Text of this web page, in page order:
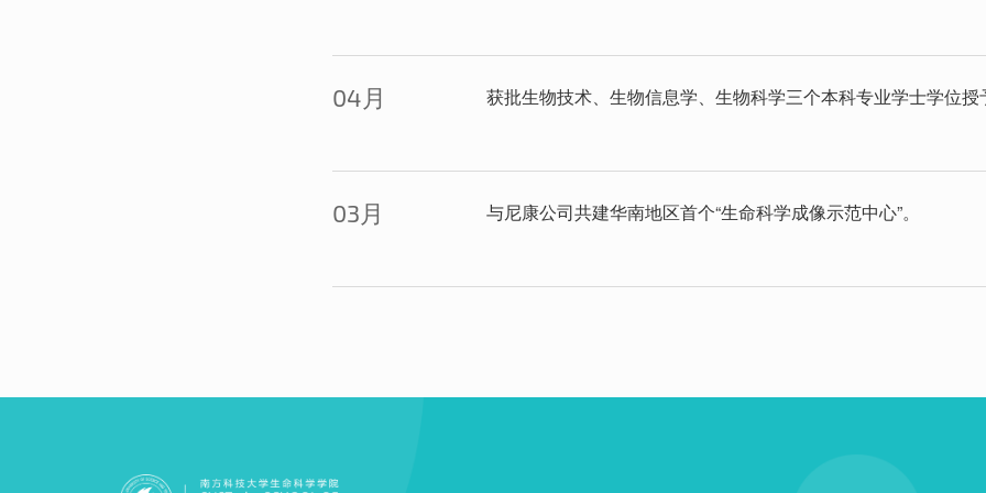
04月 获批生物技术、生物信息学、生物科学三个本科专业学士学位授
03月 与尼康公司共建华南地区首个“生命科学成像示范中心”。